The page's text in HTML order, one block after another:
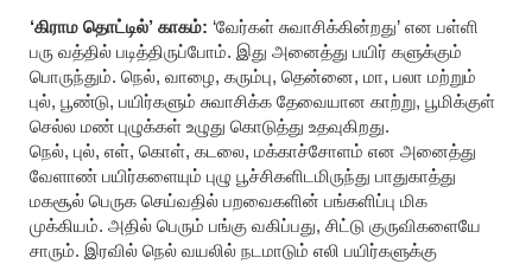
‘கிராம தொட்டில்’ காகம்: ‘வேர்கள் சுவாசிக்கின்றது’ என பள்ளி
பரு வத்தில் படித்திருப்போம். இது அனைத்து பயிர் களுக்கும்
பொருந்தும். நெல், வாழை, கரும்பு, தென்னை, மா, பலா மற்றும்
புல், பூண்டு, பயிர்களும் சுவாசிக்க தேவையான காற்று, பூமிக்குள்
செல்ல மண் புழுக்கள் உழுது கொடுத்து உதவுகிறது.
நெல், புல், எள், கொள், கடலை, மக்காச்சோளம் என அனைத்து
வேளாண் பயிர்களையும் புழு பூச்சிகளிடமிருந்து பாதுகாத்து
மகசூல் பெருக செய்வதில் பறவைகளின் பங்களிப்பு மிக
முக்கியம். அதில் பெரும் பங்கு வகிப்பது, சிட்டு குருவிகளையே
சாரும். இரவில் நெல் வயலில் நடமாடும் எலி பயிர்களுக்கு